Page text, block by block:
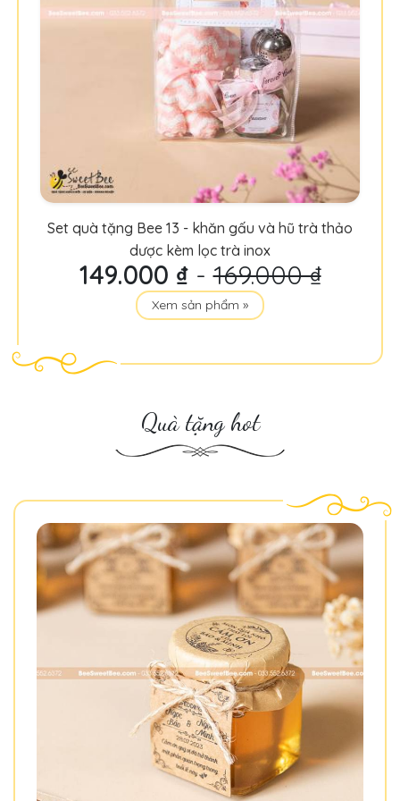
Set quà tặng Bee 13 - khăn gấu và hũ trà thảo
dược kèm lọc trà inox
149.000 ₫-169.000 ₫
Xem sản phẩm »
Quà tặng hot